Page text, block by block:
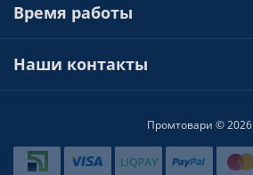
Время работы
Наши контакты
Промтовари © 2026